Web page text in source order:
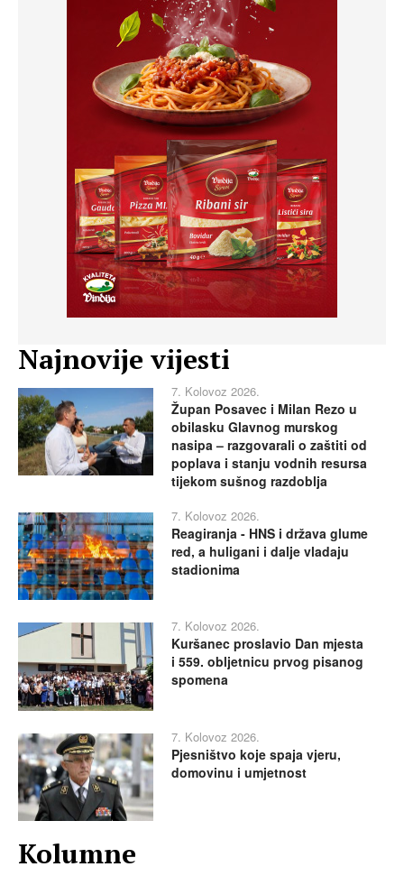
Najnovije vijesti
7. Kolovoz 2026.
Župan Posavec i Milan Rezo u
obilasku Glavnog murskog
nasipa – razgovarali o zaštiti od
poplava i stanju vodnih resursa
tijekom sušnog razdoblja
7. Kolovoz 2026.
Reagiranja - HNS i država glume
red, a huligani i dalje vladaju
stadionima
7. Kolovoz 2026.
Kuršanec proslavio Dan mjesta
i 559. obljetnicu prvog pisanog
spomena
7. Kolovoz 2026.
Pjesništvo koje spaja vjeru,
domovinu i umjetnost
Kolumne